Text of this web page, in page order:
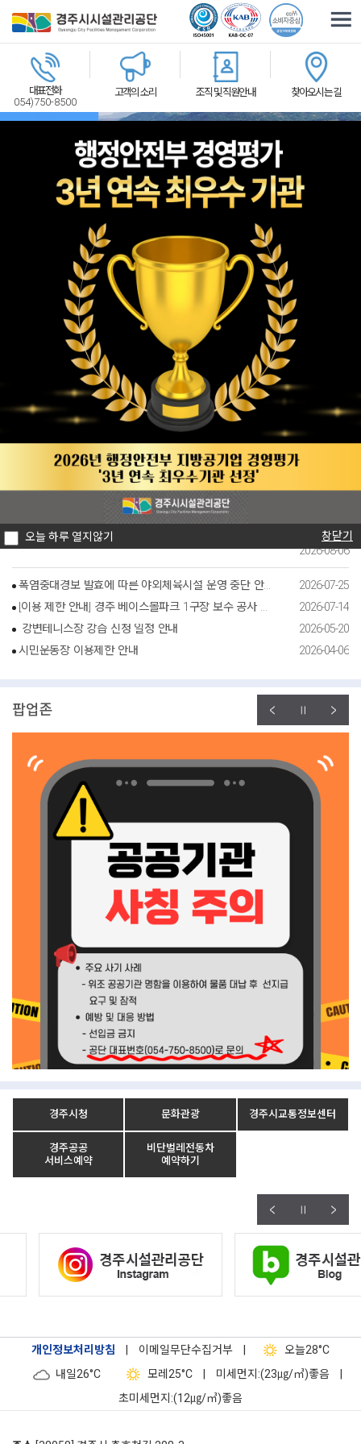
체육시설 관광휴양
대표전화
054)750-8500
고객의 소리 조직 및 직원안내 찾아오시는 길
2026-08-10 행정안전부 전국 지방공기업 경영평가 경주시시설관리공단 3년 연속 최우수기관 선정 쾌거
2026-08-10 행정안전부 전국 지방공기업 경영평가 경주시시설관리공단 3년 연속 최우수기관 선정 쾌거
2026-08-10
공지사항 채용정보 입찰공고
황성공원 궁도장 휴관 안내
황성공원 궁도장(호림정) 전 시설 휴관 안내 1. 휴관기간: 2026. 8. 15.(토)
~ 2026. 8. 20.(목) 6일간 2. 휴장시설: 황성공원 궁도장[호림정] 전 시설
3. 휴장사유: 궁도장 시설 보수 공사 시행 정비 후 쾌적한 환경으로 찾아뵙
2026-08-06
폭염중대경보 발효에 따른 야외체육시설 운영 중단 안내(2026.7.28. 13:10 해제 완료)
2026-07-25
[이용 제한 안내] 경주 베이스볼파크 1구장 보수 공사 안내
2026-07-14
강변테니스장 강습 신청 일정 안내
2026-05-20
시민운동장 이용제한 안내
2026-04-06
팝업존
경주시청 문화관광 경주시교통정보센터
경주공공
서비스예약
비단벌레전동차
예약하기
개인정보처리방침 이메일무단수집거부 오늘28°C
내일26°C 모레 25°C 미세먼지:(23㎍/㎥)좋음
초미세먼지:(12㎍/㎥)좋음
오늘 하루 열지않기 창닫기
오늘 하루 열지않기 창닫기